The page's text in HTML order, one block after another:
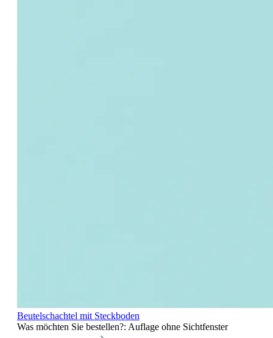
Beutelschachtel mit Steckboden
Was möchten Sie bestellen?: Auflage ohne Sichtfenster